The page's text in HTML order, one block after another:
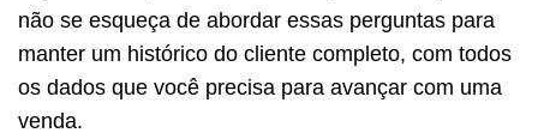
não se esqueça de abordar essas perguntas para
manter um histórico do cliente completo, com todos
os dados que você precisa para avançar com uma
venda.